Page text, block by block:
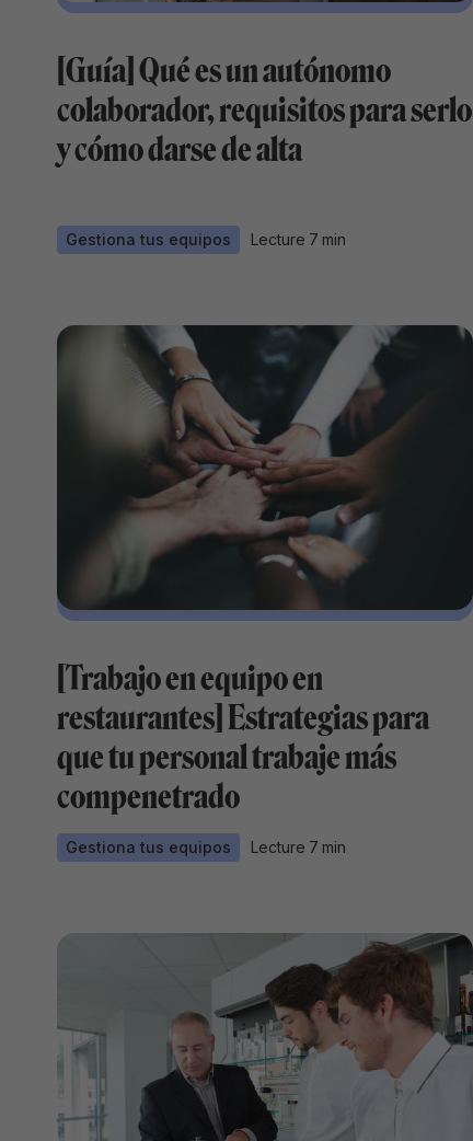
[Guía] Qué es un autónomo
colaborador, requisitos para serlo
y cómo darse de alta
Gestiona tus equipos Lecture 7 min
[Trabajo en equipo en
restaurantes] Estrategias para
que tu personal trabaje más
compenetrado
Gestiona tus equipos Lecture 7 min